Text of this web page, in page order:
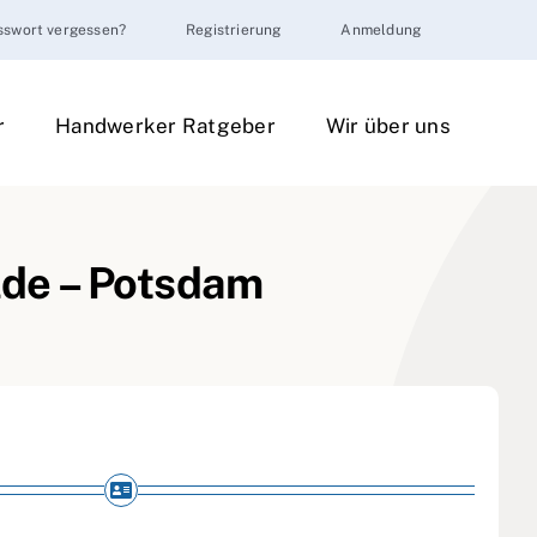
vergessen? Registrierung Anmeldung
Handwerker Ratgeber Wir über uns
– Potsdam